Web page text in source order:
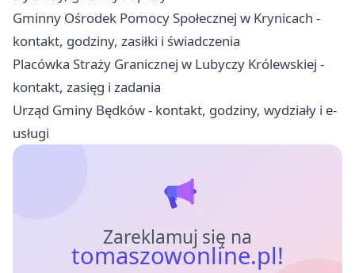
Gminny Ośrodek Pomocy Społecznej w Krynicach -
kontakt, godziny, zasiłki i świadczenia
Placówka Straży Granicznej w Lubyczy Królewskiej -
kontakt, zasięg i zadania
Urząd Gminy Będków - kontakt, godziny, wydziały i e-
usługi
Zareklamuj się na
tomaszowonline.pl!